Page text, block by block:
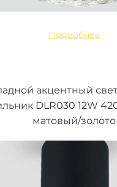
Подробнее
акцентный
DLR030 12W
матовый/золото